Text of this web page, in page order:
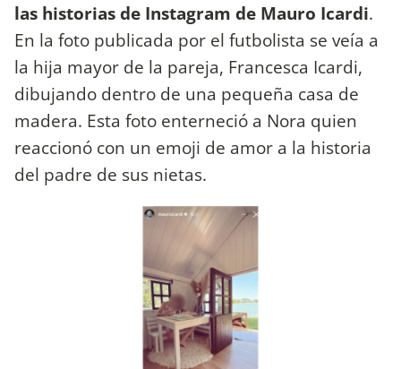
las historias de Instagram de Mauro Icardi.
En la foto publicada por el futbolista se veía a
la hija mayor de la pareja, Francesca Icardi,
dibujando dentro de una pequeña casa de
madera. Esta foto enterneció a Nora quien
reaccionó con un emoji de amor a la historia
del padre de sus nietas.